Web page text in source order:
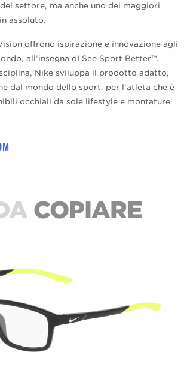
settore, ma anche uno dei maggiori
assoluto.
offrono ispirazione e innovazione agli
all’insegna dI See Sport Better™.
Nike sviluppa il prodotto adatto,
dal mondo dello sport: per l’atleta che è
occhiali da sole lifestyle e montature
COPIARE